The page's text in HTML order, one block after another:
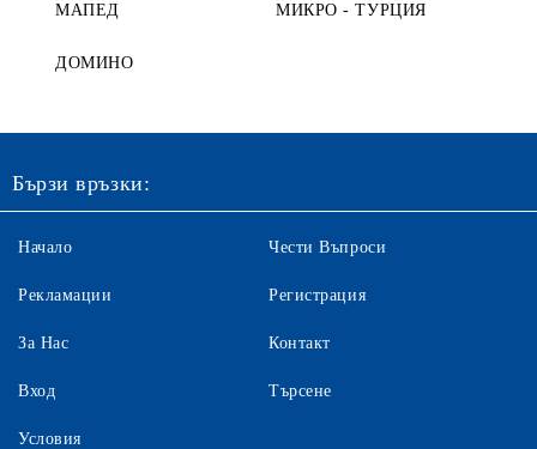
МАПЕД МИКРО - ТУРЦИЯ
ДОМИНО
Бързи връзки:
Начало
Рекламации
За Нас
Вход
Чести Въпроси
Регистрация
Контакт
Търсене
Условия